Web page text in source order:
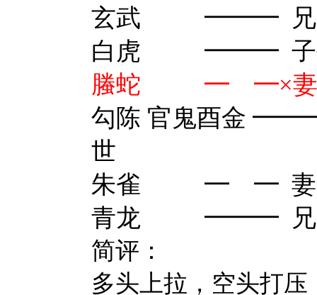
玄武 ━━━ 兄
白虎 ━━━ 子
螣蛇 ━ ━×妻
勾陈 官鬼酉金
世
朱雀 ━ ━ 妻
青龙 ━━━ 兄
简评：
多头上拉，空头打